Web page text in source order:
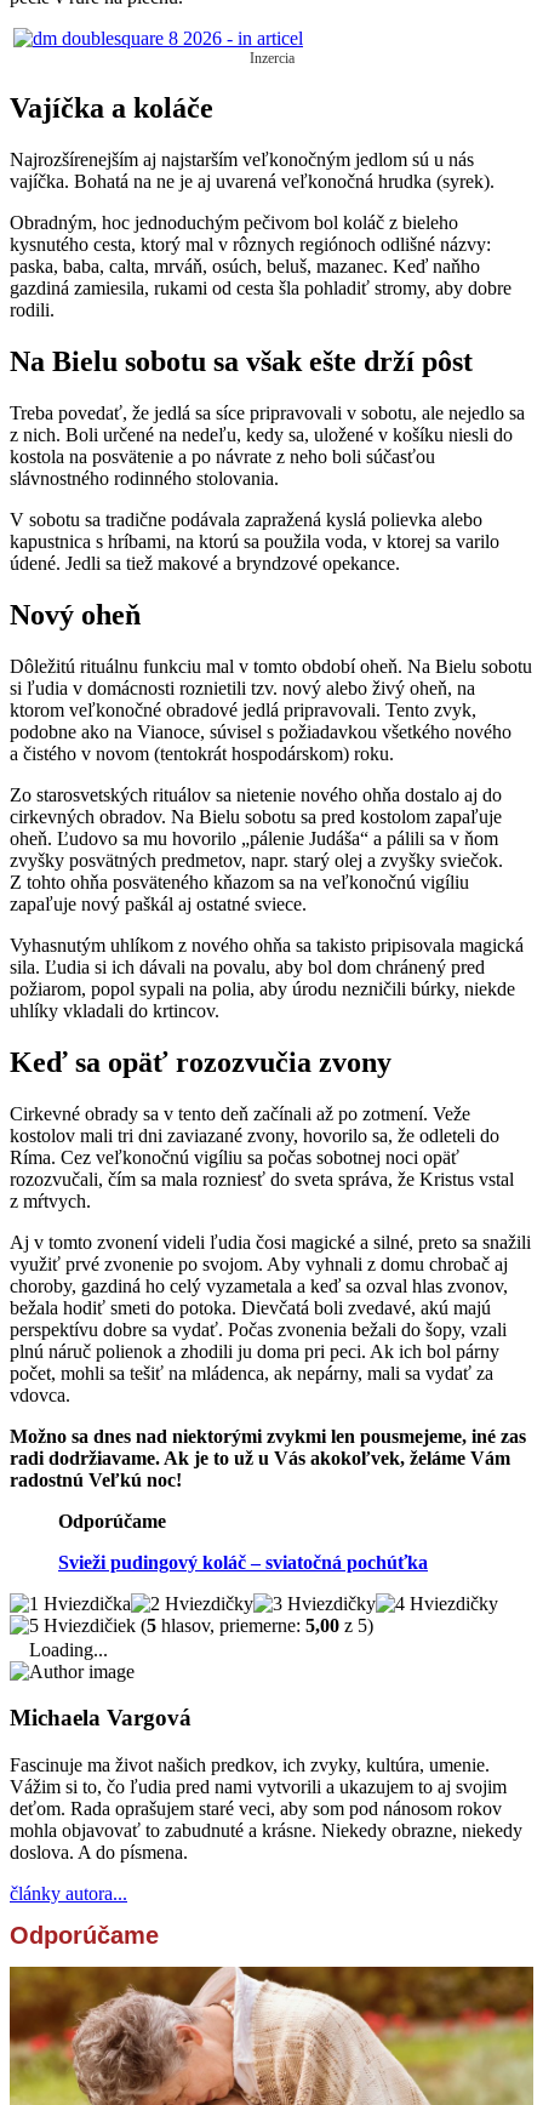
Inzercia
Vajíčka a koláče
Najrozšírenejším aj najstarším veľkonočným jedlom sú u nás
vajíčka. Bohatá na ne je aj uvarená veľkonočná hrudka (syrek).
Obradným, hoc jednoduchým pečivom bol koláč z bieleho
kysnutého cesta, ktorý mal v rôznych regiónoch odlišné názvy:
paska, baba, calta, mrváň, osúch, beluš, mazanec. Keď naňho
gazdiná zamiesila, rukami od cesta šla pohladiť stromy, aby dobre
rodili.
Na Bielu sobotu sa však ešte drží pôst
Treba povedať, že jedlá sa síce pripravovali v sobotu, ale nejedlo sa
z nich. Boli určené na nedeľu, kedy sa, uložené v košíku niesli do
kostola na posvätenie a po návrate z neho boli súčasťou
slávnostného rodinného stolovania.
V sobotu sa tradične podávala zapražená kyslá polievka alebo
kapustnica s hríbami, na ktorú sa použila voda, v ktorej sa varilo
údené. Jedli sa tiež makové a bryndzové opekance.
Nový oheň
Dôležitú rituálnu funkciu mal v tomto období oheň. Na Bielu sobotu
si ľudia v domácnosti roznietili tzv. nový alebo živý oheň, na
ktorom veľkonočné obradové jedlá pripravovali. Tento zvyk,
podobne ako na Vianoce, súvisel s požiadavkou všetkého nového
a čistého v novom (tentokrát hospodárskom) roku.
Zo starosvetských rituálov sa nietenie nového ohňa dostalo aj do
cirkevných obradov. Na Bielu sobotu sa pred kostolom zapaľuje
oheň. Ľudovo sa mu hovorilo „pálenie Judáša“ a pálili sa v ňom
zvyšky posvätných predmetov, napr. starý olej a zvyšky sviečok.
Z tohto ohňa posväteného kňazom sa na veľkonočnú vigíliu
zapaľuje nový paškál aj ostatné sviece.
Vyhasnutým uhlíkom z nového ohňa sa takisto pripisovala magická
sila. Ľudia si ich dávali na povalu, aby bol dom chránený pred
požiarom, popol sypali na polia, aby úrodu nezničili búrky, niekde
uhlíky vkladali do krtincov.
Keď sa opäť rozozvučia zvony
Cirkevné obrady sa v tento deň začínali až po zotmení. Veže
kostolov mali tri dni zaviazané zvony, hovorilo sa, že odleteli do
Ríma. Cez veľkonočnú vigíliu sa počas sobotnej noci opäť
rozozvučali, čím sa mala rozniesť do sveta správa, že Kristus vstal
z mŕtvych.
Aj v tomto zvonení videli ľudia čosi magické a silné, preto sa snažili
využiť prvé zvonenie po svojom. Aby vyhnali z domu chrobač aj
choroby, gazdiná ho celý vyzametala a keď sa ozval hlas zvonov,
bežala hodiť smeti do potoka. Dievčatá boli zvedavé, akú majú
perspektívu dobre sa vydať. Počas zvonenia bežali do šopy, vzali
plnú náruč polienok a zhodili ju doma pri peci. Ak ich bol párny
počet, mohli sa tešiť na mládenca, ak nepárny, mali sa vydať za
vdovca.
Možno sa dnes nad niektorými zvykmi len pousmejeme, iné zas
radi dodržiavame. Ak je to už u Vás akokoľvek, želáme Vám
radostnú Veľkú noc!
Odporúčame
Svieži pudingový koláč – sviatočná pochúťka
(5 hlasov, priemerne: 5,00 z 5)
Loading...
Michaela Vargová
Fascinuje ma život našich predkov, ich zvyky, kultúra, umenie.
Vážim si to, čo ľudia pred nami vytvorili a ukazujem to aj svojim
deťom. Rada oprašujem staré veci, aby som pod nánosom rokov
mohla objavovať to zabudnuté a krásne. Niekedy obrazne, niekedy
doslova. A do písmena.
články autora...
Odporúčame